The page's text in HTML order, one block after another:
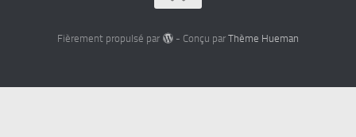
Fièrement propulsé par - Conçu par Thème Hueman